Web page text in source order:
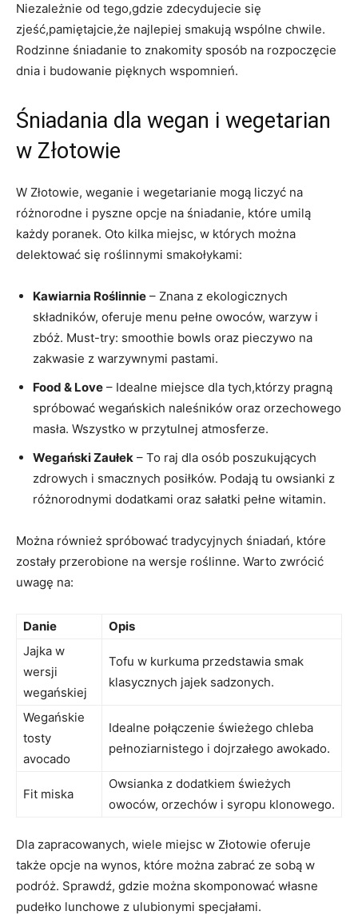
Niezależnie od tego,gdzie zdecydujecie się
zjeść,pamiętajcie,że najlepiej smakują wspólne chwile.
Rodzinne śniadanie to znakomity sposób na rozpoczęcie
dnia i budowanie pięknych wspomnień.
Śniadania dla wegan i wegetarian
w Złotowie
W Złotowie, weganie i wegetarianie mogą liczyć na
różnorodne i pyszne opcje na śniadanie, które umilą
każdy poranek. Oto kilka miejsc, w których można
delektować się roślinnymi smakołykami:
Kawiarnia Roślinnie – Znana z ekologicznych
składników, oferuje menu pełne owoców, warzyw i
zbóż. Must-try: smoothie bowls oraz pieczywo na
zakwasie z warzywnymi pastami.
Food & Love – Idealne miejsce dla tych,którzy pragną
spróbować wegańskich naleśników oraz orzechowego
masła. Wszystko w przytulnej atmosferze.
Wegański Zaułek – To raj dla osób poszukujących
zdrowych i smacznych posiłków. Podają tu owsianki z
różnorodnymi dodatkami oraz sałatki pełne witamin.
Można również spróbować tradycyjnych śniadań, które
zostały przerobione na wersje roślinne. Warto zwrócić
uwagę na:
Danie
Opis
Jajka w
wersji
wegańskiej
Tofu w kurkuma przedstawia smak
klasycznych jajek sadzonych.
Wegańskie
tosty
avocado
Idealne połączenie świeżego chleba
pełnoziarnistego i dojrzałego awokado.
Fit miska
Owsianka z dodatkiem świeżych
owoców, orzechów i syropu klonowego.
Dla zapracowanych, wiele miejsc w Złotowie oferuje
także opcje na wynos, które można zabrać ze sobą w
podróż. Sprawdź, gdzie można skomponować własne
pudełko lunchowe z ulubionymi specjałami.